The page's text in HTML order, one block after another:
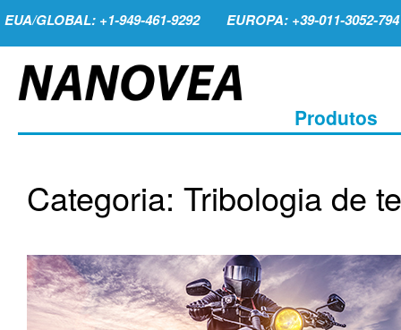
EUA/GLOBAL: +1-949-461-9292 EUROPA: +39-011-3052-794
Produtos
Categoria: Tribologia de